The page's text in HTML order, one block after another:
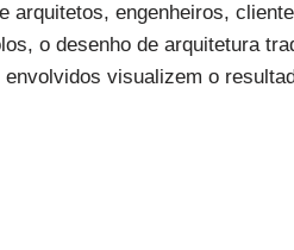
arquitetos, engenheiros,
o desenho de arquitetura
visualizem o